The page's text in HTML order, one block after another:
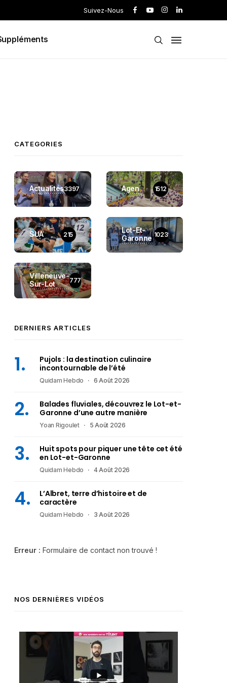
Suivez-Nous
CATEGORIES
Actualités3397 Agen 1512
SUA 215
Lot-Et-
Garonne 1023
Villeneuve-
Sur-Lot
777
DERNIERS ARTICLES
Pujols : la destination culinaire
incontournable de l’été
Quidam Hebdo 6 Août 2026
Balades fluviales, découvrez le Lot-et-
Garonne d’une autre manière
Yoan Rigoulet 5 Août 2026
Huit spots pour piquer une tête cet été
en Lot-et-Garonne
Quidam Hebdo 4 Août 2026
L’Albret, terre d’histoire et de
caractère
Quidam Hebdo 3 Août 2026
Erreur : Formulaire de contact non trouvé !
NOS DERNIÈRES VIDÉOS